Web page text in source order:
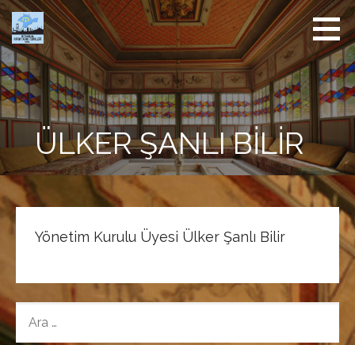
İçeriğe
atla
İstanbul
Kırım
Derneği
ÜLKER ŞANLI BILIR
Yönetim Kurulu Üyesi Ülker Şanlı Bilir